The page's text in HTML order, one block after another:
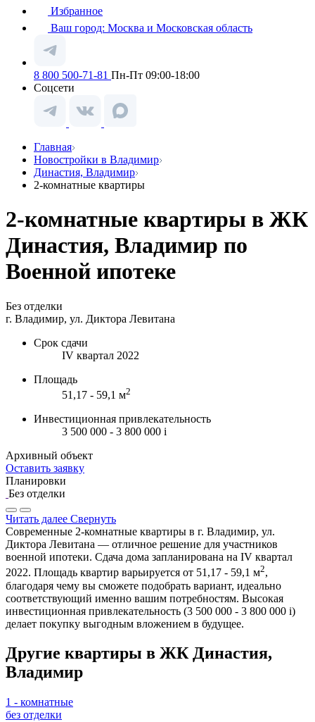
Избранное
Ваш город: Москва и Московская область
8 800 500-71-81 Пн-Пт 09:00-18:00
Соцсети
Главная
Новостройки в Владимир
Династия, Владимир
2-комнатные квартиры
2-комнатные квартиры в ЖК
Династия, Владимир по
Военной ипотеке
Без отделки
г. Владимир, ул. Диктора Левитана
Срок сдачи
IV квартал 2022
Площадь
51,17 - 59,1 м2
Инвестиционная привлекательность
3 500 000 - 3 800 000 i
Архивный объект
Оставить заявку
Планировки
Без отделки
Читать далее Свернуть
Современные 2-комнатные квартиры в г. Владимир, ул.
Диктора Левитана — отличное решение для участников
военной ипотеки. Сдача дома запланирована на IV квартал
2022. Площадь квартир варьируется от 51,17 - 59,1 м2,
благодаря чему вы сможете подобрать вариант, идеально
соответствующий именно вашим потребностям. Высокая
инвестиционная привлекательность (3 500 000 - 3 800 000 i)
делает покупку выгодным вложением в будущее.
Другие квартиры в ЖК Династия,
Владимир
1 - комнатные
без отделки